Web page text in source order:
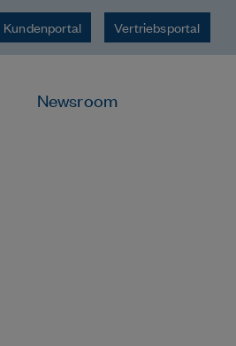
Kundenportal Vertriebsportal
Newsroom